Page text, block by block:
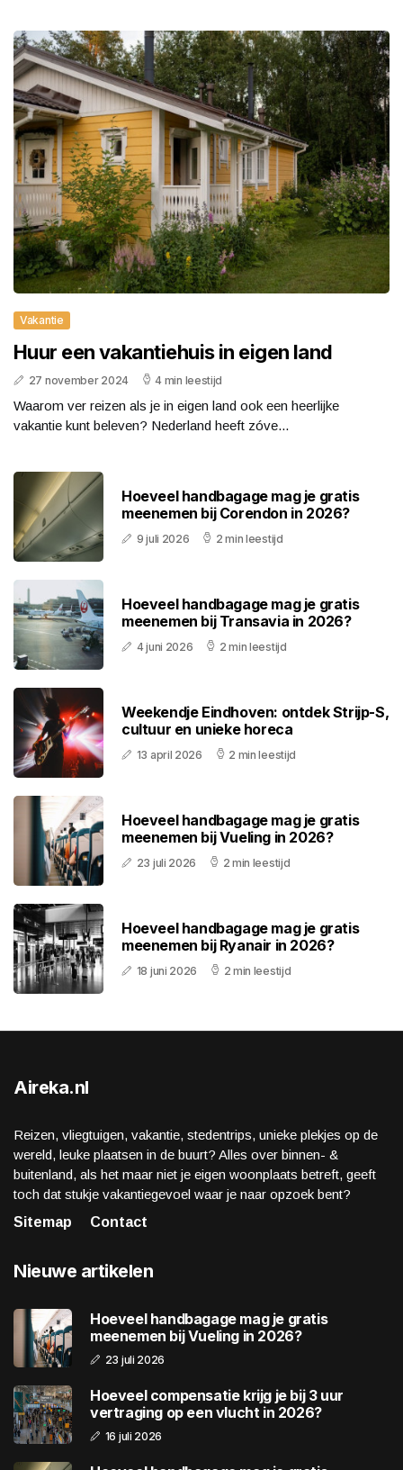
Vakantie
Huur een vakantiehuis in eigen land
27 november 2024 4 min leestijd
Waarom ver reizen als je in eigen land ook een heerlijke
vakantie kunt beleven? Nederland heeft zóve...
Hoeveel handbagage mag je gratis
meenemen bij Corendon in 2026?
9 juli 2026 2 min leestijd
Hoeveel handbagage mag je gratis
meenemen bij Transavia in 2026?
4 juni 2026 2 min leestijd
Weekendje Eindhoven: ontdek Strijp-S,
cultuur en unieke horeca
13 april 2026 2 min leestijd
Hoeveel handbagage mag je gratis
meenemen bij Vueling in 2026?
23 juli 2026 2 min leestijd
Hoeveel handbagage mag je gratis
meenemen bij Ryanair in 2026?
18 juni 2026 2 min leestijd
Aireka.nl
Reizen, vliegtuigen, vakantie, stedentrips, unieke plekjes op de
wereld, leuke plaatsen in de buurt? Alles over binnen- &
buitenland, als het maar niet je eigen woonplaats betreft, geeft
toch dat stukje vakantiegevoel waar je naar opzoek bent?
Sitemap
Contact
Nieuwe artikelen
Hoeveel handbagage mag je gratis
meenemen bij Vueling in 2026?
23 juli 2026
Hoeveel compensatie krijg je bij 3 uur
vertraging op een vlucht in 2026?
16 juli 2026